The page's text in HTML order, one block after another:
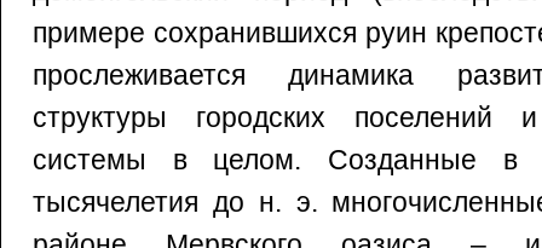
примере сохранившихся руин
прослеживается динамика
структуры городских поселений и
системы в целом. Созданные в
тысячелетия до н. э.